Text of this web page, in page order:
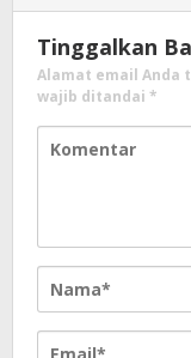
Tinggalkan
Alamat email Anda
wajib ditandai *